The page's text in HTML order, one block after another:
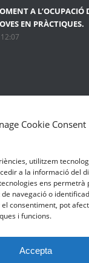
Cookie Consent
utilitzem
a la informació del
ens permetrà
navegació o
consentiment, pot
i funcions.
Accepta
A L’OCUPACIÓ
EN PRÀCTIQUES.
cosmètics,
A L’OCUPACIÓ
PRÀCTIQUES 2025
D’INFLUENÇA